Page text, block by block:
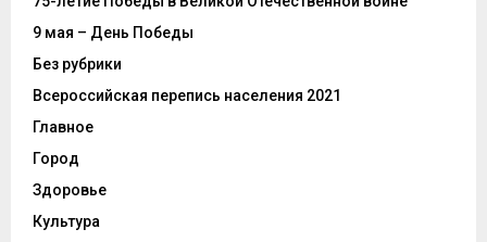
9 мая – День Победы
Без рубрики
Всероссийская перепись населения 2021
Главное
Город
Здоровье
Культура